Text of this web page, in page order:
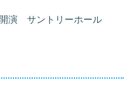
演 サントリーホール